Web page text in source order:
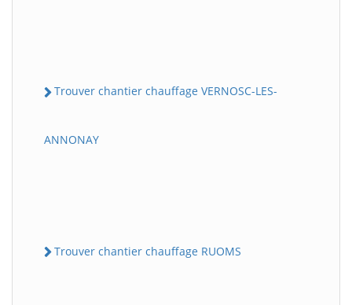
Trouver chantier chauffage VERNOSC-LES-
ANNONAY
Trouver chantier chauffage RUOMS